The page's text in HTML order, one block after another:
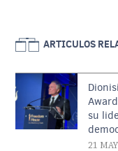
ARTICULOS
su
21